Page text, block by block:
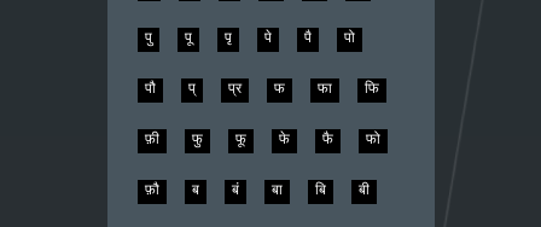
पु पू पृ पे पै पो
पौ प् प्र फ फा फि
फ़ी फु फू फे फै फो
फ़ौ ब बं बा बि बी